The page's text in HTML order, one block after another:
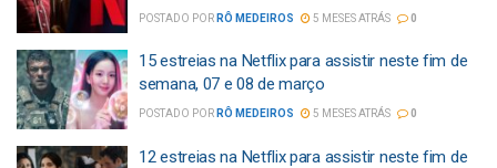
POSTADO POR RÔ MEDEIROS 5 MESES ATRÁS 0
15 estreias na Netflix para assistir neste fim de
semana, 07 e 08 de março
POSTADO POR RÔ MEDEIROS 5 MESES ATRÁS 0
12 estreias na Netflix para assistir neste fim de